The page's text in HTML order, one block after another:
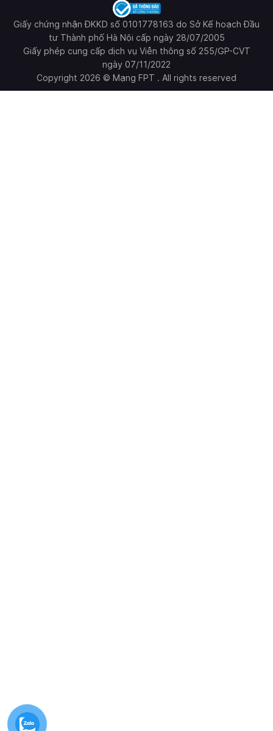
Giấy chứng nhận ĐKKD số 0101778163 do Sở Kế hoạch Đầu
tư Thành phố Hà Nội cấp ngày 28/07/2005
Giấy phép cung cấp dịch vụ Viễn thông số 255/GP-CVT
ngày 07/11/2022
Copyright 2026 © Mạng FPT . All rights reserved